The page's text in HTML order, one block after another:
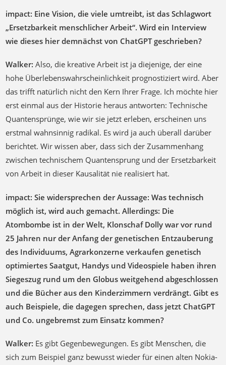
impact: Eine Vision, die viele umtreibt, ist dasSchlagwort
„Ersetzbarkeit menschlicher Arbeit“. Wird ein Interview
wie dieses hier demnächst von ChatGPT geschrieben?
Walker: Also, die kreative Arbeit ist ja diejenige, der eine
hohe Überlebenswahrscheinlichkeit prognostiziert wird. Aber
das trifft natürlich nicht den Kern Ihrer Frage. Ich möchte hier
erst einmal aus der Historie heraus antworten: Technische
Quantensprünge, wie wir sie jetzt erleben, erscheinen uns
erstmal wahnsinnig radikal. Es wird ja auch überall darüber
berichtet. Wir wissen aber, dass sich der Zusammenhang
zwischen technischem Quantensprung und der Ersetzbarkeit
von Arbeit in dieser Kausalität nie realisiert hat.
impact: Sie widersprechen der Aussage: Was technisch
möglich ist, wird auch gemacht. Allerdings: Die
Atombombe ist in der Welt, Klonschaf Dolly war vor rund
25 Jahren nur der Anfang der genetischen Entzauberung
des Individuums, Agrarkonzerne verkaufen genetisch
optimiertes Saatgut, Handys und Videospiele haben ihren
Siegeszug rund um den Globus weitgehend abgeschlossen
und die Bücher aus den Kinderzimmern verdrängt. Gibt es
auch Beispiele, die dagegen sprechen, dass jetzt ChatGPT
und Co. ungebremst zum Einsatz kommen?
Walker: Es gibt Gegenbewegungen. Es gibt Menschen, die
sich zum Beispiel ganz bewusst wieder für einen alten Nokia-